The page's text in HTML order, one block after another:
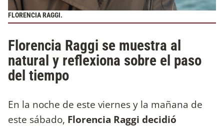
FLORENCIA RAGGI.
Florencia Raggi se muestra al
natural y reflexiona sobre el paso
del tiempo
En la noche de este viernes y la mañana de
este sábado, Florencia Raggi decidió